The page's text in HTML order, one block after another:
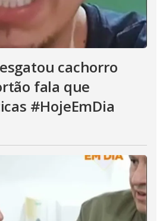
cachorro
fala que
#HojeEmDia